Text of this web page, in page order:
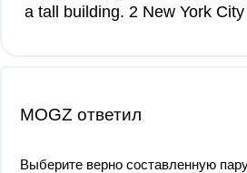
a tall building. 2 New York
MOGZ ответил
Выберите верно составленную